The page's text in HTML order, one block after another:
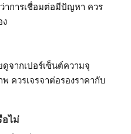
าการเชื่อมต่อมีปัญหา ควร
ง
จากเปอร์เซ็นต์ความจุ
ควรเจรจาต่อรองราคากับ
อไม่